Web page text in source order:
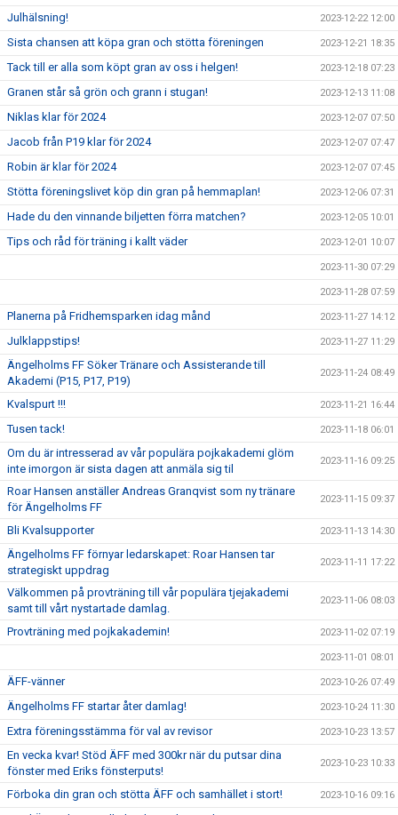
Julhälsning! 2023-12-22 12:00
Sista chansen att köpa gran och stötta föreningen 2023-12-21 18:35
Tack till er alla som köpt gran av oss i helgen! 2023-12-18 07:23
Granen står så grön och grann i stugan! 2023-12-13 11:08
Niklas klar för 2024 2023-12-07 07:50
Jacob från P19 klar för 2024 2023-12-07 07:47
Robin är klar för 2024 2023-12-07 07:45
Stötta föreningslivet köp din gran på hemmaplan! 2023-12-06 07:31
Hade du den vinnande biljetten förra matchen? 2023-12-05 10:01
Tips och råd för träning i kallt väder 2023-12-01 10:07
2023-11-30 07:29
2023-11-28 07:59
Planerna på Fridhemsparken idag månd 2023-11-27 14:12
Julklappstips! 2023-11-27 11:29
Ängelholms FF Söker Tränare och Assisterande till
Akademi (P15, P17, P19)
2023-11-24 08:49
Kvalspurt !!! 2023-11-21 16:44
Tusen tack! 2023-11-18 06:01
Om du är intresserad av vår populära pojkakademi glöm
inte imorgon är sista dagen att anmäla sig til
2023-11-16 09:25
Roar Hansen anställer Andreas Granqvist som ny tränare
för Ängelholms FF
2023-11-15 09:37
Bli Kvalsupporter 2023-11-13 14:30
Ängelholms FF förnyar ledarskapet: Roar Hansen tar
strategiskt uppdrag
2023-11-11 17:22
Välkommen på provträning till vår populära tjejakademi
samt till vårt nystartade damlag.
2023-11-06 08:03
Provträning med pojkakademin! 2023-11-02 07:19
2023-11-01 08:01
ÄFF-vänner 2023-10-26 07:49
Ängelholms FF startar åter damlag! 2023-10-24 11:30
Extra föreningsstämma för val av revisor 2023-10-23 13:57
En vecka kvar! Stöd ÄFF med 300kr när du putsar dina
fönster med Eriks fönsterputs!
2023-10-23 10:33
Förboka din gran och stötta ÄFF och samhället i stort! 2023-10-16 09:16